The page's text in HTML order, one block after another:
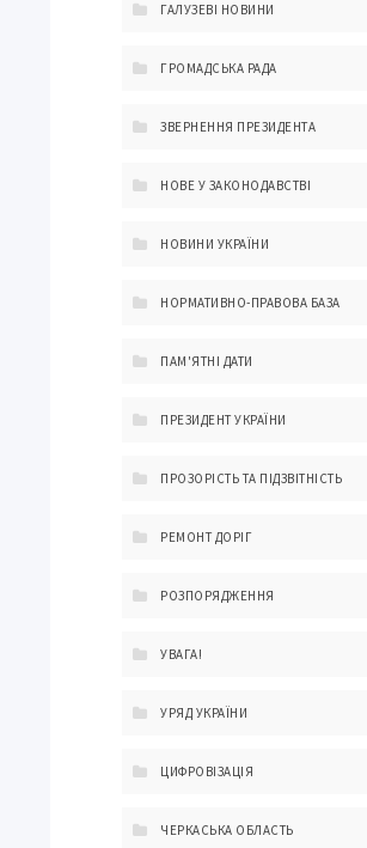
ГАЛУЗЕВІ НОВИНИ
ГРОМАДСЬКА РАДА
ЗВЕРНЕННЯ ПРЕЗИДЕНТА
НОВЕ У ЗАКОНОДАВСТВІ
НОВИНИ УКРАЇНИ
НОРМАТИВНО-ПРАВОВА БАЗА
ПАМ'ЯТНІ ДАТИ
ПРЕЗИДЕНТ УКРАЇНИ
ПРОЗОРІСТЬ ТА ПІДЗВІТНІСТЬ
РЕМОНТ ДОРІГ
РОЗПОРЯДЖЕННЯ
УВАГА!
УРЯД УКРАЇНИ
ЦИФРОВІЗАЦІЯ
ЧЕРКАСЬКА ОБЛАСТЬ